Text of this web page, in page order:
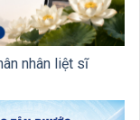
nhân liệt sĩ